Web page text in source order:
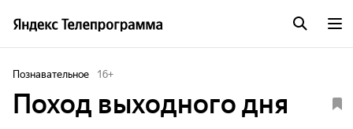
Познавательное 16+
Поход выходного дня